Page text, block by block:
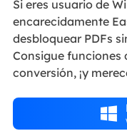
Si eres usuario de
encarecidamente
desbloquear PDFs
Consigue funciones
conversión, ¡y
